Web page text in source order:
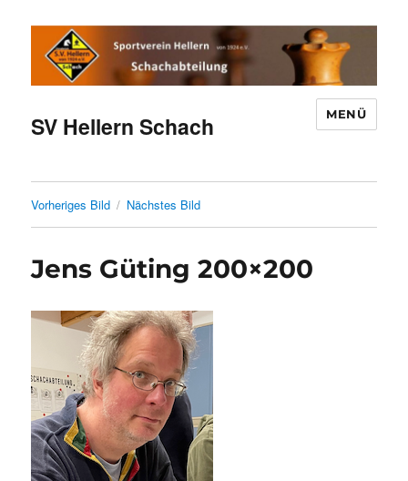
SV Hellern Schach MENÜ
Vorheriges Bild Nächstes Bild
Jens Güting 200×200